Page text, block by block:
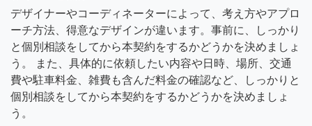
デザイナーやコーディネーターによって、考え方やアプロ
ーチ方法、得意なデザインが違います。事前に、しっかり
と個別相談をしてから本契約をするかどうかを決めましょ
う。 また、具体的に依頼したい内容や日時、場所、交通
費や駐車料金、雑費も含んだ料金の確認など、しっかりと
個別相談をしてから本契約をするかどうかを決めましょ
う。